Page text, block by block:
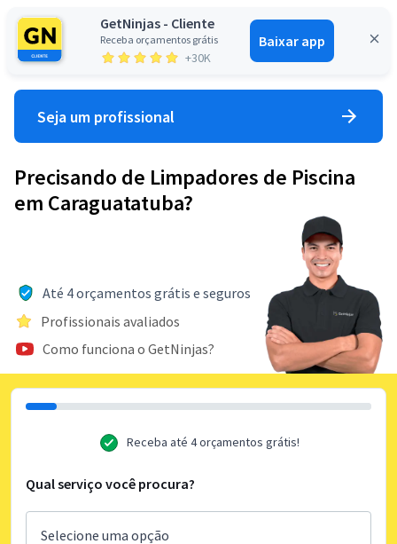
GetNinjas - Cliente
Receba orçamentos grátis
+30K
Baixar app
Entrar
Seja um profissional
Precisando de Limpadores de Piscina
em Caraguatatuba?
Até 4 orçamentos grátis e seguros
Profissionais avaliados
Como funciona o GetNinjas?
Receba até 4 orçamentos grátis!
Qual serviço você procura?